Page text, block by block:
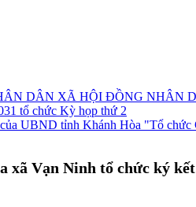
DÂN XÃ HỘI ĐỒNG NHÂN
tổ chức Kỳ họp thứ 2
UBND tỉnh Khánh Hòa "Tổ chức
xã Vạn Ninh tổ chức ký